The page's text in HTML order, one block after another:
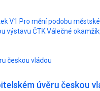
V1 Pro mění podobu
výstavu ČTK Válečné
českou vládou
úvěru českou